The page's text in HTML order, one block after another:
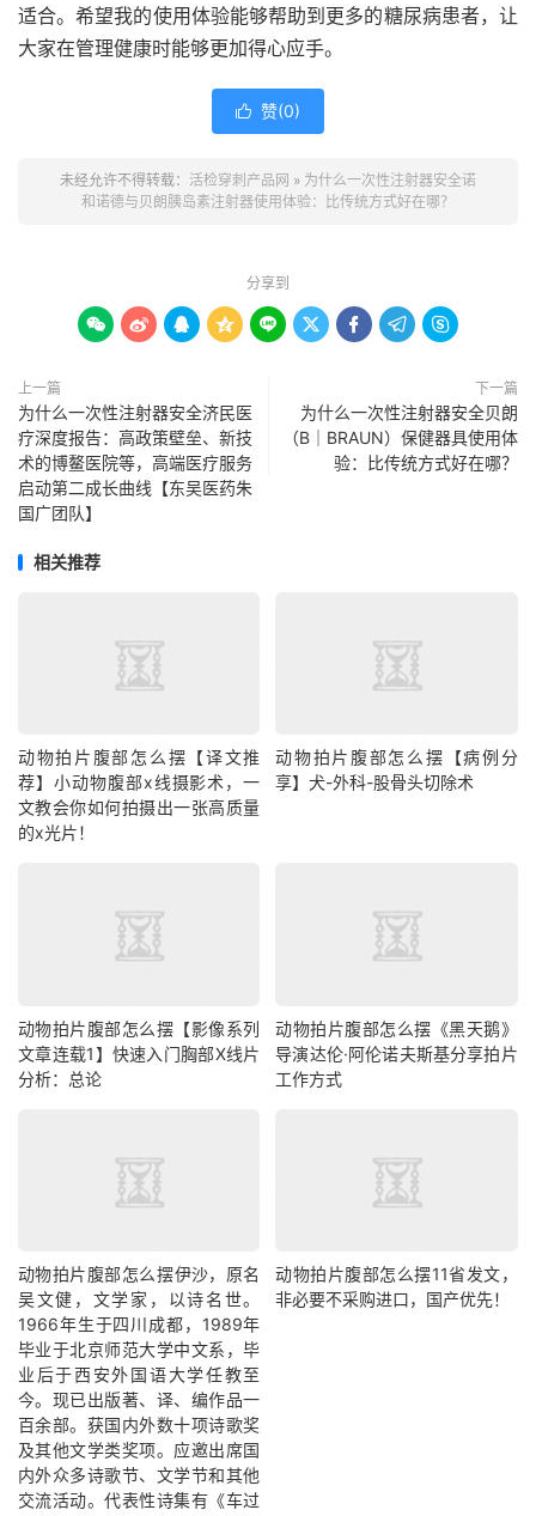
适合。希望我的使用体验能够帮助到更多的糖尿病患者，让
大家在管理健康时能够更加得心应手。
 赞(0)
未经允许不得转载： 活检穿刺产品网 » 为什么一次性注射器安全诺
和诺德与贝朗胰岛素注射器使用体验：比传统方式好在哪？
分享到
        
上一篇
为什么一次性注射器安全济民医
疗深度报告：高政策壁垒、新技
术的博鳌医院等，高端医疗服务
启动第二成长曲线【东吴医药朱
国广团队】
下一篇
为什么一次性注射器安全贝朗
（B｜BRAUN）保健器具使用体
验：比传统方式好在哪？
相关推荐
动物拍片腹部怎么摆【译文推
荐】小动物腹部x线摄影术，一
文教会你如何拍摄出一张高质量
的x光片！
动物拍片腹部怎么摆【病例分
享】犬-外科-股骨头切除术
动物拍片腹部怎么摆【影像系列
文章连载1】快速入门胸部X线片
分析：总论
动物拍片腹部怎么摆《黑天鹅》
导演达伦·阿伦诺夫斯基分享拍片
工作方式
动物拍片腹部怎么摆​伊沙，原名
吴文健，文学家，以诗名世。
1966年生于四川成都，1989年
毕业于北京师范大学中文系，毕
业后于西安外国语大学任教至
今。现已出版著、译、编作品一
百余部。获国内外数十项诗歌奖
及其他文学类奖项。应邀出席国
内外众多诗歌节、文学节和其他
交流活动。代表性诗集有《车过
动物拍片腹部怎么摆11省发文，
非必要不采购进口，国产优先！